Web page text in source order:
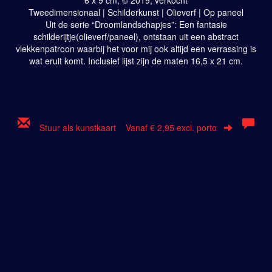
Tweedimensionaal | Schilderkunst | Olieverf | Op paneel
Uit de serie “Droomlandschapjes”: Een fantasie
schilderijtje(olieverf/paneel), ontstaan uit een abstract
vlekkenpatroon waarbij het voor mij ook altijd een verrassing is
wat eruit komt. Inclusief lijst zijn de maten 16,5 x 21 cm.
Stuur als kunstkaart Vanaf € 2,95 excl. porto